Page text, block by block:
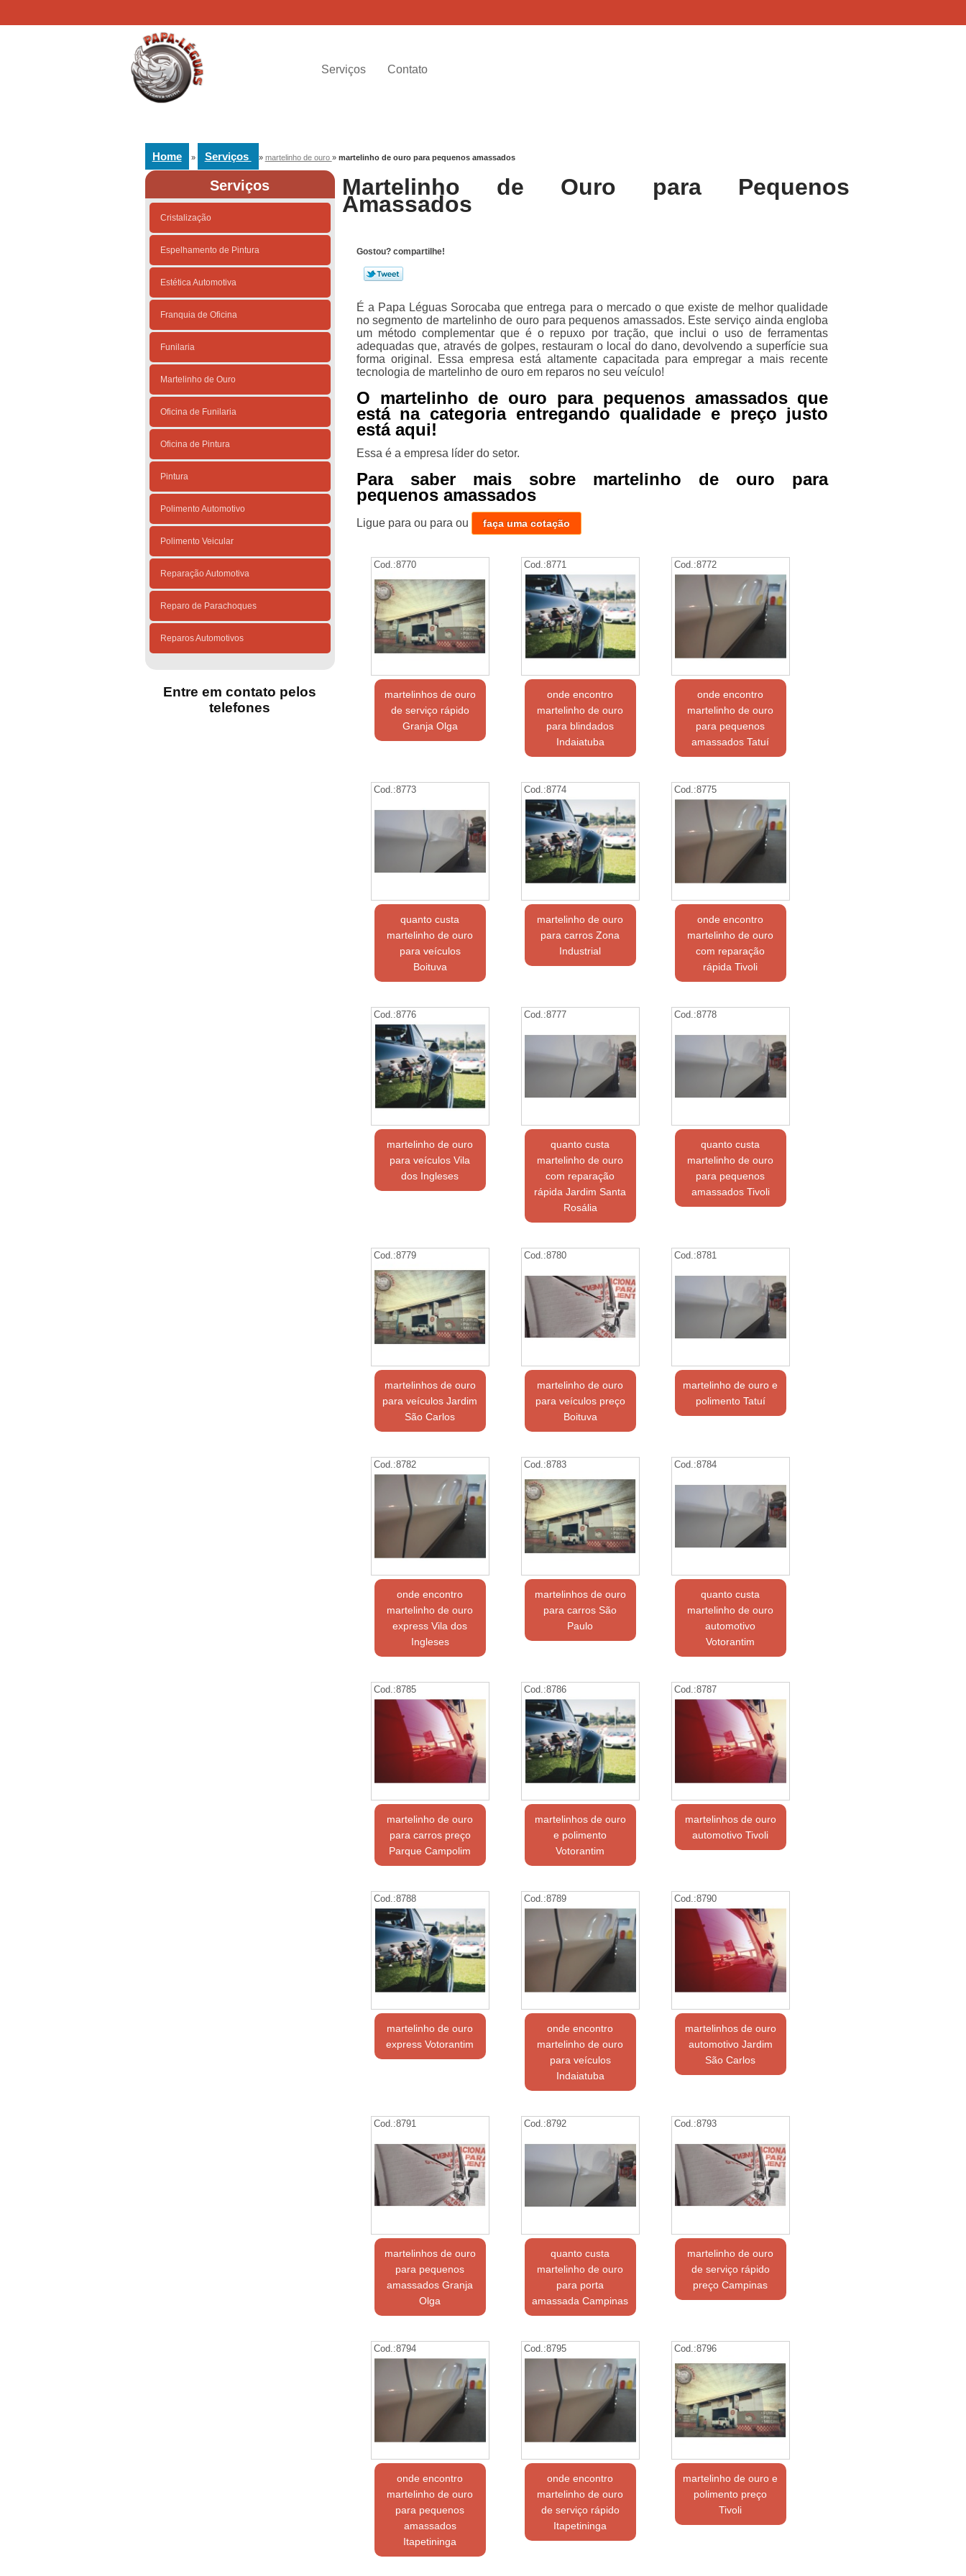
Serviços Contato
Home » Serviços » martelinho de ouro » martelinho de ouro para pequenos amassados
Serviços
Cristalização
Espelhamento de Pintura
Estética Automotiva
Franquia de Oficina
Funilaria
Martelinho de Ouro
Oficina de Funilaria
Oficina de Pintura
Pintura
Polimento Automotivo
Polimento Veicular
Reparação Automotiva
Reparo de Parachoques
Reparos Automotivos
Entre em contato pelos
telefones
Martelinho de Ouro para Pequenos
Amassados
Gostou? compartilhe!
É a Papa Léguas Sorocaba que entrega para o mercado o que existe de melhor qualidade
no segmento de martelinho de ouro para pequenos amassados. Este serviço ainda engloba
um método complementar que é o repuxo por tração, que inclui o uso de ferramentas
adequadas que, através de golpes, restauram o local do dano, devolvendo a superfície sua
forma original. Essa empresa está altamente capacitada para empregar a mais recente
tecnologia de martelinho de ouro em reparos no seu veículo!
O martelinho de ouro para pequenos amassados que
está na categoria entregando qualidade e preço justo
está aqui!
Essa é a empresa líder do setor.
Para saber mais sobre martelinho de ouro para
pequenos amassados
Ligue para ou para ou faça uma cotação
Cod.:8770
martelinhos de ouro
de serviço rápido
Granja Olga
Cod.:8771
onde encontro
martelinho de ouro
para blindados
Indaiatuba
Cod.:8772
onde encontro
martelinho de ouro
para pequenos
amassados Tatuí
Cod.:8773
quanto custa
martelinho de ouro
para veículos
Boituva
Cod.:8774
martelinho de ouro
para carros Zona
Industrial
Cod.:8775
onde encontro
martelinho de ouro
com reparação
rápida Tivoli
Cod.:8776
martelinho de ouro
para veículos Vila
dos Ingleses
Cod.:8777
quanto custa
martelinho de ouro
com reparação
rápida Jardim Santa
Rosália
Cod.:8778
quanto custa
martelinho de ouro
para pequenos
amassados Tivoli
Cod.:8779
martelinhos de ouro
para veículos Jardim
São Carlos
Cod.:8780
martelinho de ouro
para veículos preço
Boituva
Cod.:8781
martelinho de ouro e
polimento Tatuí
Cod.:8782
onde encontro
martelinho de ouro
express Vila dos
Ingleses
Cod.:8783
martelinhos de ouro
para carros São
Paulo
Cod.:8784
quanto custa
martelinho de ouro
automotivo
Votorantim
Cod.:8785
martelinho de ouro
para carros preço
Parque Campolim
Cod.:8786
martelinhos de ouro
e polimento
Votorantim
Cod.:8787
martelinhos de ouro
automotivo Tivoli
Cod.:8788
martelinho de ouro
express Votorantim
Cod.:8789
onde encontro
martelinho de ouro
para veículos
Indaiatuba
Cod.:8790
martelinhos de ouro
automotivo Jardim
São Carlos
Cod.:8791
martelinhos de ouro
para pequenos
amassados Granja
Olga
Cod.:8792
quanto custa
martelinho de ouro
para porta
amassada Campinas
Cod.:8793
martelinho de ouro
de serviço rápido
preço Campinas
Cod.:8794
onde encontro
martelinho de ouro
para pequenos
amassados
Itapetininga
Cod.:8795
onde encontro
martelinho de ouro
de serviço rápido
Itapetininga
Cod.:8796
martelinho de ouro e
polimento preço
Tivoli